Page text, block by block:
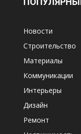
Новости
Строительство
Материалы
Коммуникации
Интерьеры
Дизайн
Ремонт